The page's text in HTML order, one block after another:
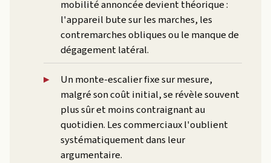
mobilité annoncée devient théorique :
l'appareil bute sur les marches, les
contremarches obliques ou le manque de
dégagement latéral.
Un monte-escalier fixe sur mesure,
malgré son coût initial, se révèle souvent
plus sûr et moins contraignant au
quotidien. Les commerciaux l'oublient
systématiquement dans leur
argumentaire.